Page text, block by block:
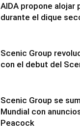
AIDA propone alojar
durante el dique
Scenic Group
con el debut del
Scenic Group se
Mundial con
Peacock